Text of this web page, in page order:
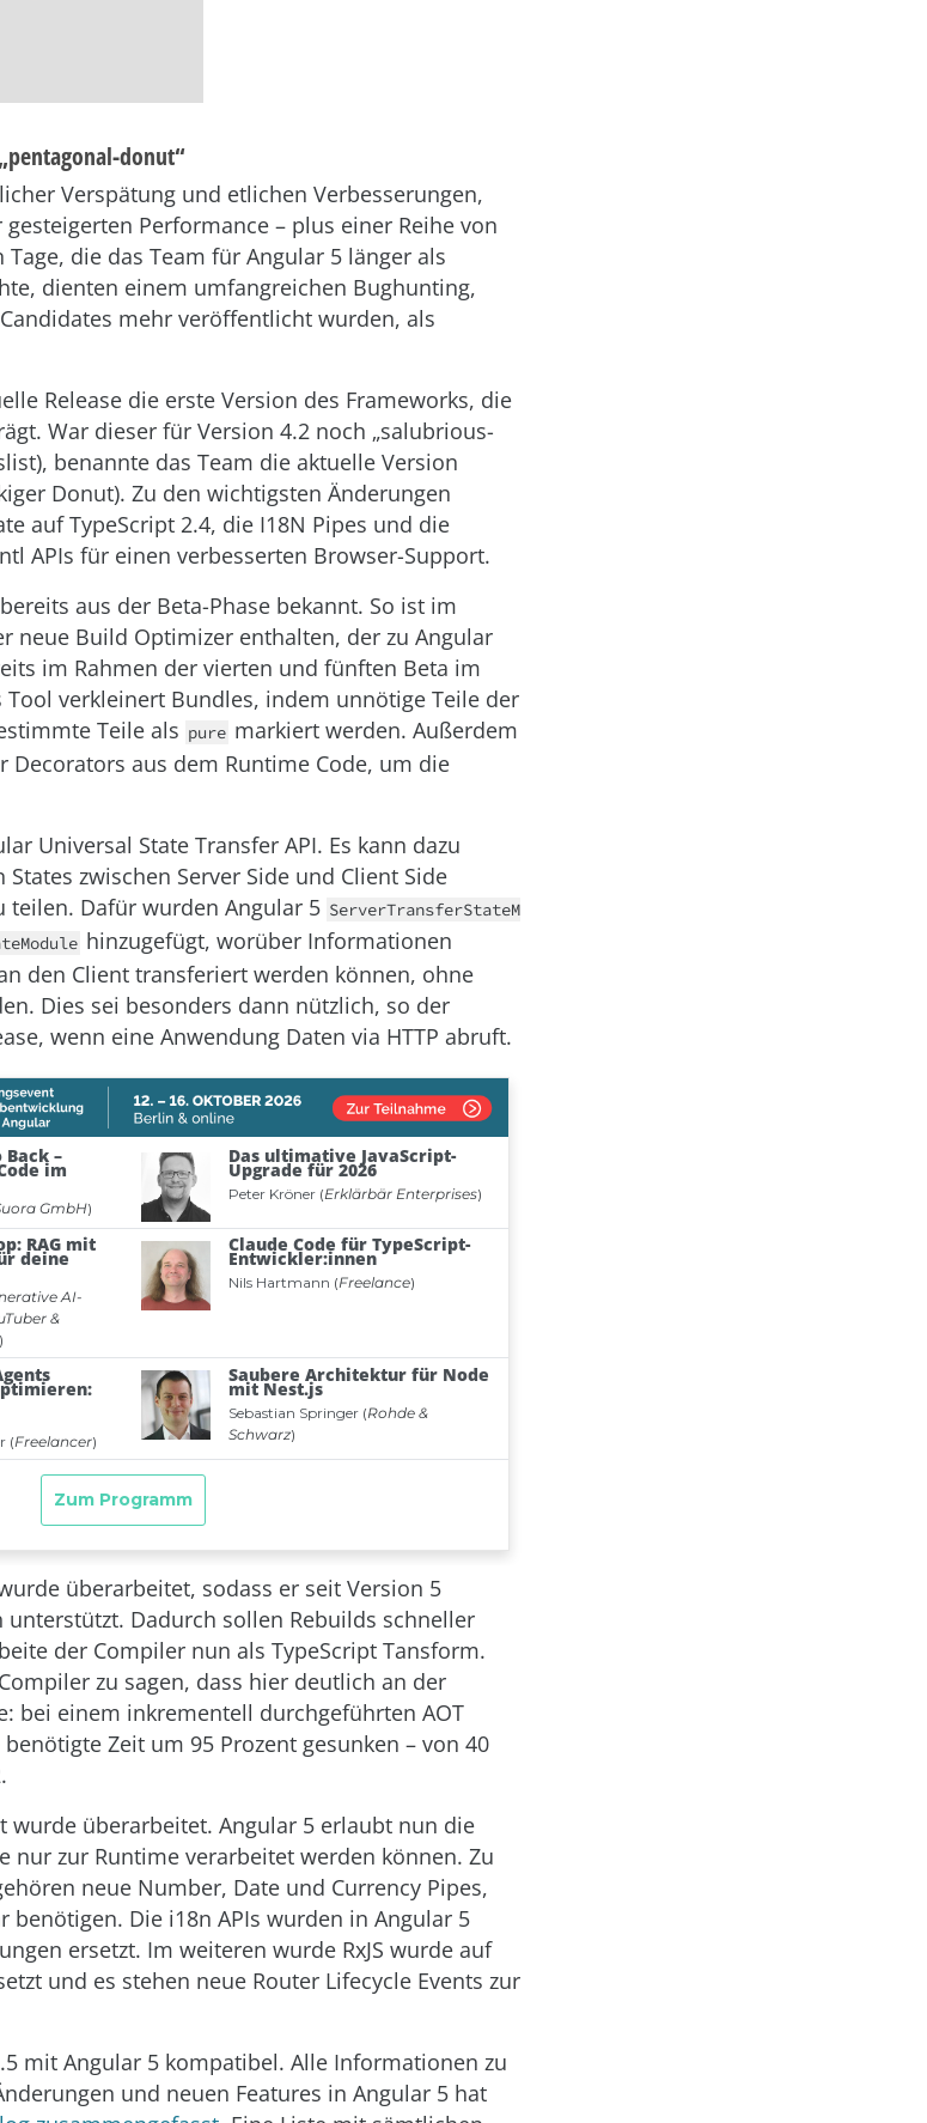
donut“
Verspätung und etlichen Verbesserungen,
Performance – plus einer Reihe von
Tage, die das Team für Angular 5 länger als
dienten einem umfangreichen Bughunting,
mehr veröffentlicht wurden, als
Release die erste Version des Frameworks, die
War dieser für Version 4.2 noch „salubrious-
benannte das Team die aktuelle Version
Donut). Zu den wichtigsten Änderungen
auf TypeScript 2.4, die I18N Pipes und die
APIs für einen verbesserten Browser-Support.
aus der Beta-Phase bekannt. So ist im
neue Build Optimizer enthalten, der zu Angular
im Rahmen der vierten und fünften Beta im
verkleinert Bundles, indem unnötige Teile der
Teile als pure markiert werden. Außerdem
aus dem Runtime Code, um die
Universal State Transfer API. Es kann dazu
zwischen Server Side und Client Side
teilen. Dafür wurden Angular 5 ServerTransferStateM
hinzugefügt, worüber Informationen
den Client transferiert werden können, ohne
Dies sei besonders dann nützlich, so der
wenn eine Anwendung Daten via HTTP abruft.
überarbeitet, sodass er seit Version 5
Dadurch sollen Rebuilds schneller
der Compiler nun als TypeScript Tansform.
zu sagen, dass hier deutlich an der
bei einem inkrementell durchgeführten AOT
Zeit um 95 Prozent gesunken – von 40
wurde überarbeitet. Angular 5 erlaubt nun die
nur zur Runtime verarbeitet werden können. Zu
neue Number, Date und Currency Pipes,
benötigen. Die i18n APIs wurden in Angular 5
ersetzt. Im weiteren wurde RxJS wurde auf
und es stehen neue Router Lifecycle Events zur
mit Angular 5 kompatibel. Alle Informationen zu
und neuen Features in Angular 5 hat